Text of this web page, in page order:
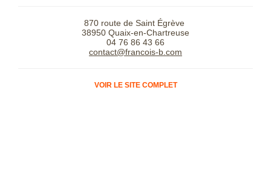
870 route de Saint Égrève
38950 Quaix-en-Chartreuse
04 76 86 43 66
contact@francois-b.com
VOIR LE SITE COMPLET